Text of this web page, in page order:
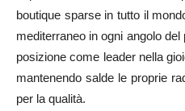
boutique sparse in tutto il
mediterraneo in ogni angolo
posizione come leader nella
mantenendo salde le proprie
per la qualità.